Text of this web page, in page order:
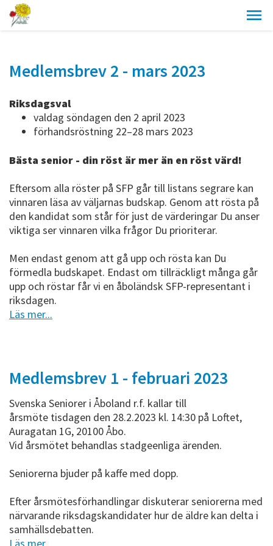
Medlemsbrev 2 - mars 2023
Riksdagsval
valdag söndagen den 2 april 2023
förhandsröstning 22–28 mars 2023
Bästa senior - din röst är mer än en röst värd!
Eftersom alla röster på SFP går till listans segrare kan
vinnaren läsa av väljarnas budskap. Genom att rösta på
den kandidat som står för just de värderingar Du anser
viktiga ser vinnaren vilka frågor Du prioriterar.
Men endast genom att gå upp och rösta kan Du
förmedla budskapet. Endast om tillräckligt många går
upp och röstar får vi en åboländsk SFP-representant i
riksdagen.
Läs mer...
Medlemsbrev 1 - februari 2023
Svenska Seniorer i Åboland r.f. kallar till
årsmöte tisdagen den 28.2.2023 kl. 14:30 på Loftet,
Auragatan 1G, 20100 Åbo.
Vid årsmötet behandlas stadgeenliga ärenden.
Seniorerna bjuder på kaffe med dopp.
Efter årsmötesförhandlingar diskuterar seniorerna med
närvarande riksdagskandidater hur de äldre kan delta i
samhällsdebatten.